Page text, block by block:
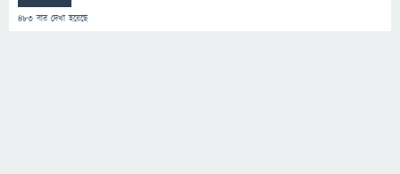
483 বার দেখা হয়েছে